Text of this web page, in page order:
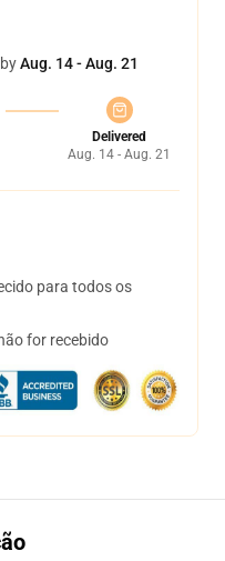
Aug. 14 - Aug. 21
Delivered
Aug. 14 - Aug. 21
para todos os
for recebido